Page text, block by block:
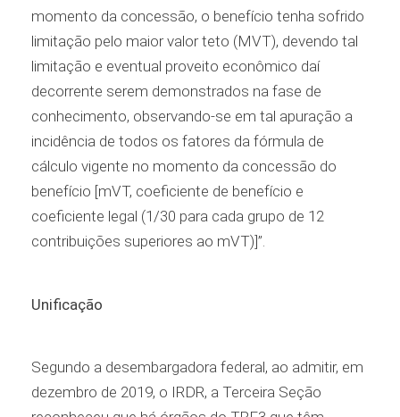
momento da concessão, o benefício tenha sofrido
limitação pelo maior valor teto (MVT), devendo tal
limitação e eventual proveito econômico daí
decorrente serem demonstrados na fase de
conhecimento, observando-se em tal apuração a
incidência de todos os fatores da fórmula de
cálculo vigente no momento da concessão do
benefício [mVT, coeficiente de benefício e
coeficiente legal (1/30 para cada grupo de 12
contribuições superiores ao mVT)]”.
Unificação
Segundo a desembargadora federal, ao admitir, em
dezembro de 2019, o IRDR, a Terceira Seção